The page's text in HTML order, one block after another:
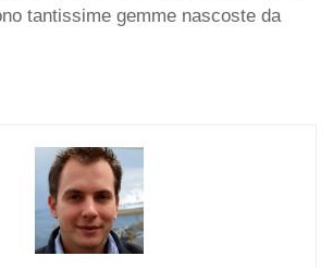
tantissime gemme nascoste da